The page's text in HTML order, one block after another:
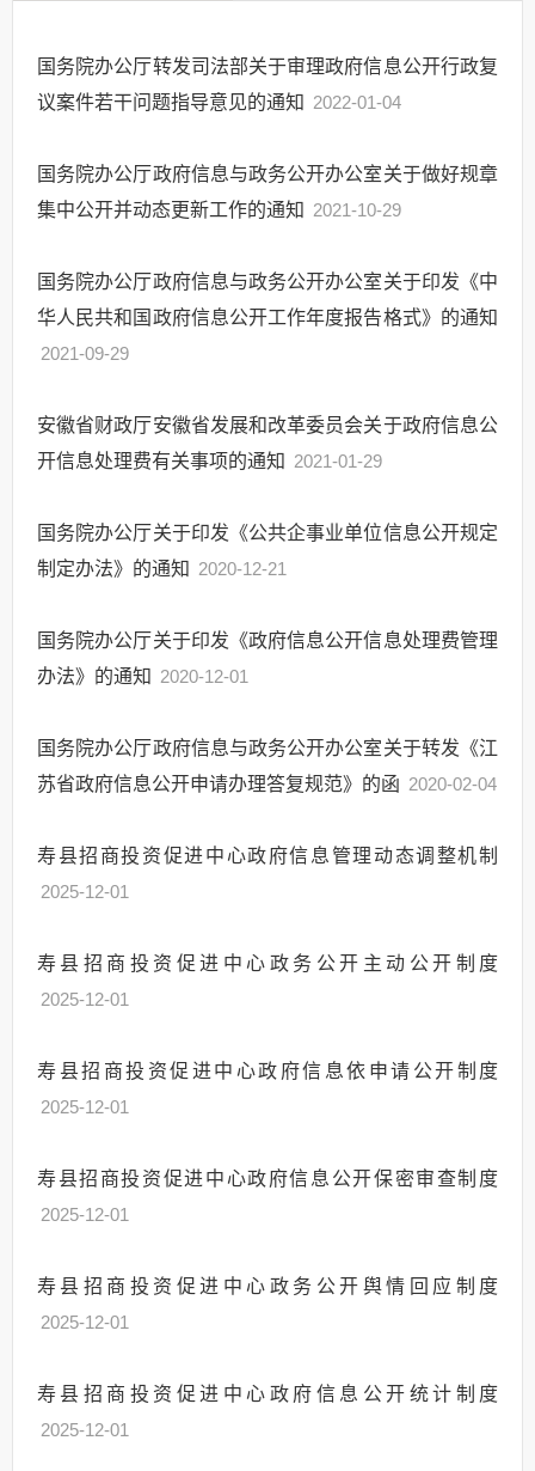
国务院办公厅转发司法部关于审理政府信息公开行政复
议案件若干问题指导意见的通知 2022-01-04
国务院办公厅政府信息与政务公开办公室关于做好规章
集中公开并动态更新工作的通知 2021-10-29
国务院办公厅政府信息与政务公开办公室关于印发《中
华人民共和国政府信息公开工作年度报告格式》的通知
2021-09-29
安徽省财政厅安徽省发展和改革委员会关于政府信息公
开信息处理费有关事项的通知 2021-01-29
国务院办公厅关于印发《公共企事业单位信息公开规定
制定办法》的通知 2020-12-21
国务院办公厅关于印发《政府信息公开信息处理费管理
办法》的通知 2020-12-01
国务院办公厅政府信息与政务公开办公室关于转发《江
苏省政府信息公开申请办理答复规范》的函 2020-02-04
寿县招商投资促进中心政府信息管理动态调整机制
2025-12-01
寿县招商投资促进中心政务公开主动公开制度
2025-12-01
寿县招商投资促进中心政府信息依申请公开制度
2025-12-01
寿县招商投资促进中心政府信息公开保密审查制度
2025-12-01
寿县招商投资促进中心政务公开舆情回应制度
2025-12-01
寿县招商投资促进中心政府信息公开统计制度
2025-12-01